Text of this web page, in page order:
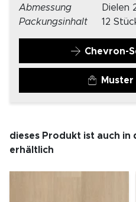
Abmessung
Dielen
Packungsinhalt
12
Chevron-
dieses Produkt ist auch in
erhältlich